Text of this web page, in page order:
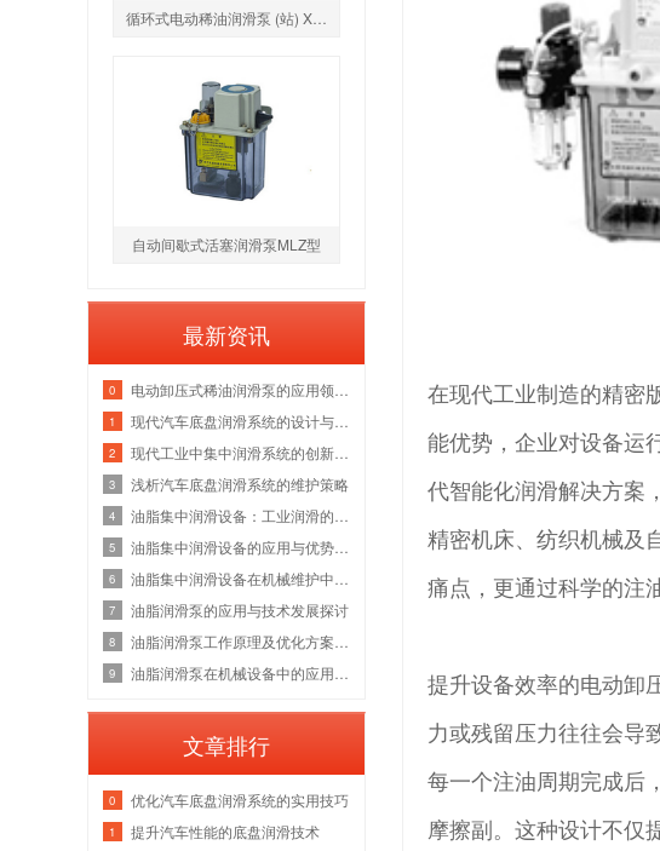
在现代工业制造的精密
能优势，企业对设备运
代智能化润滑解决方案
精密机床、纺织机械及
痛点，更通过科学的注
提升设备效率的电动卸
力或残留压力往往会导
每一个注油周期完成后
摩擦副。这种设计不仅
自动间歇式活塞润滑泵MLZ型
最新资讯
0
1
2
3 浅析汽车底盘润滑系统的维护策略
4
5
6
7 油脂润滑泵的应用与技术发展探讨
8
9
文章排行
0 优化汽车底盘润滑系统的实用技巧
1 提升汽车性能的底盘润滑技术